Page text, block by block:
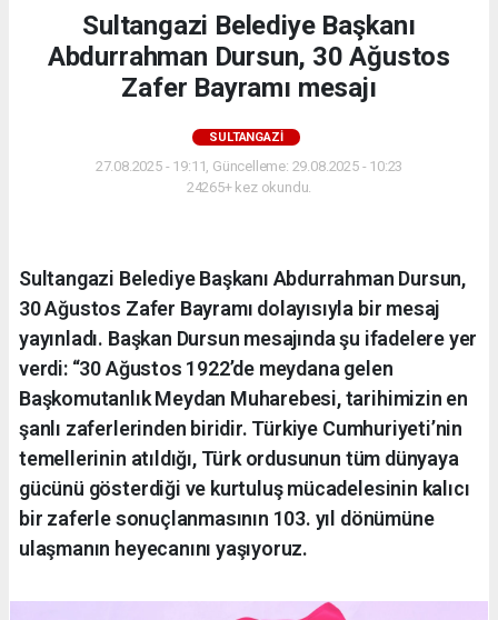
Sultangazi Belediye Başkanı
Abdurrahman Dursun, 30 Ağustos
Zafer Bayramı mesajı
SULTANGAZI
27.08.2025 - 19:11, Güncelleme: 29.08.2025 - 10:23
24265+ kez okundu.
Sultangazi Belediye Başkanı Abdurrahman Dursun,
30 Ağustos Zafer Bayramı dolayısıyla bir mesaj
yayınladı. Başkan Dursun mesajında şu ifadelere yer
verdi: “30 Ağustos 1922’de meydana gelen
Başkomutanlık Meydan Muharebesi, tarihimizin en
şanlı zaferlerinden biridir. Türkiye Cumhuriyeti’nin
temellerinin atıldığı, Türk ordusunun tüm dünyaya
gücünü gösterdiği ve kurtuluş mücadelesinin kalıcı
bir zaferle sonuçlanmasının 103. yıl dönümüne
ulaşmanın heyecanını yaşıyoruz.